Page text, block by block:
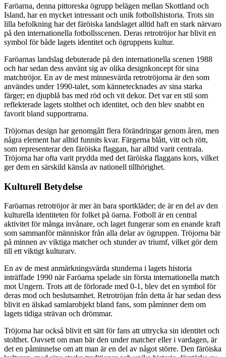
Faröarna, denna pittoreska ögrupp belägen mellan Skottland och
Island, har en mycket intressant och unik fotbollshistoria. Trots sin
lilla befolkning har det färöiska landslaget alltid haft en stark närvaro
på den internationella fotbollsscenen. Deras retrotröjor har blivit en
symbol för både lagets identitet och ögruppens kultur.
Faröarnas landslag debuterade på den internationella scenen 1988
och har sedan dess använt sig av olika designkoncept för sina
matchtröjor. En av de mest minnesvärda retrotröjorna är den som
användes under 1990-talet, som kännetecknades av sina starka
färger; en djupblå bas med röd och vit dekor. Det var en stil som
reflekterade lagets stolthet och identitet, och den blev snabbt en
favorit bland supportrarna.
Tröjornas design har genomgått flera förändringar genom åren, men
några element har alltid funnits kvar. Färgerna blått, vitt och rött,
som representerar den färöiska flaggan, har alltid varit centrala.
Tröjorna har ofta varit prydda med det färöiska flaggans kors, vilket
ger dem en särskild känsla av nationell tillhörighet.
Kulturell Betydelse
Faröarnas retrotröjor är mer än bara sportkläder; de är en del av den
kulturella identiteten för folket på öarna. Fotboll är en central
aktivitet för många invånare, och laget fungerar som en enande kraft
som sammanför människor från alla delar av ögruppen. Tröjorna bär
på minnen av viktiga matcher och stunder av triumf, vilket gör dem
till ett viktigt kulturarv.
En av de mest anmärkningsvärda stunderna i lagets historia
inträffade 1990 när Faröarna spelade sin första internationella match
mot Ungern. Trots att de förlorade med 0-1, blev det en symbol för
deras mod och beslutsamhet. Retrotröjan från detta år har sedan dess
blivit en älskad samlarobjekt bland fans, som påminner dem om
lagets tidiga strävan och drömmar.
Tröjorna har också blivit ett sätt för fans att uttrycka sin identitet och
stolthet. Oavsett om man bär den under matcher eller i vardagen, är
det en påminnelse om att man är en del av något större. Den färöiska